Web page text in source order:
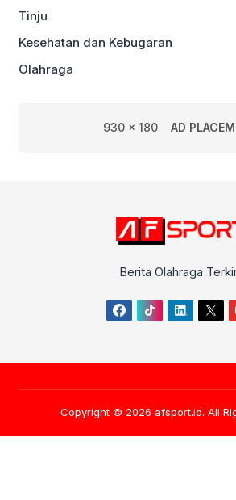
Tinju
Kesehatan dan Kebugaran
Olahraga
930 x 180 AD
Berita Olahraga
Copyright © 2026 afsport.id. All